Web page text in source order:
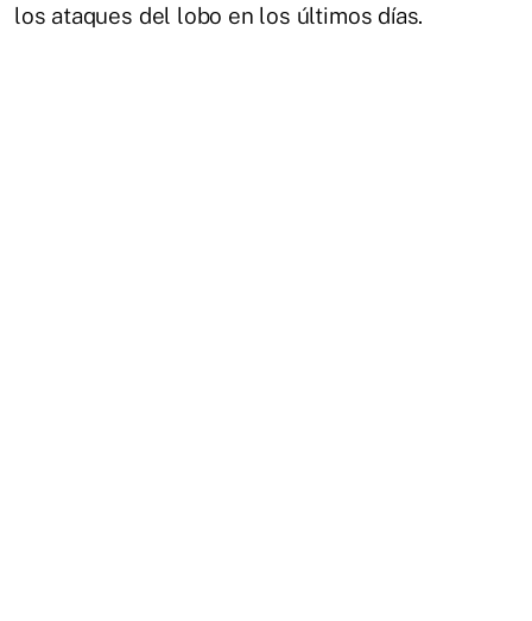
los ataques del lobo en los últimos días.